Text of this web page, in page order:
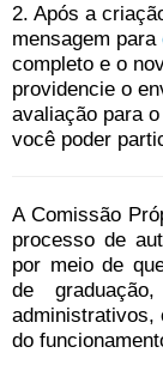
2. Após a
mensagem para
completo e o
providencie o
avaliação para
você poder
A Comissão
processo de
por meio de
de
administrativos,
do